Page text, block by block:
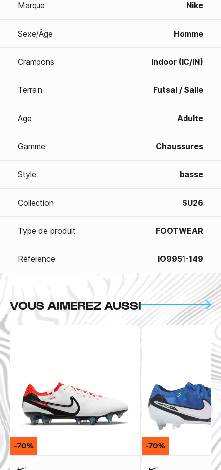
Marque Nike
Sexe/Âge Homme
Crampons Indoor (IC/IN)
Terrain Futsal / Salle
Age Adulte
Gamme Chaussures
Style basse
Collection SU26
Type de produit FOOTWEAR
Référence IO9951-149
VOUS AIMEREZ AUSSI
-70% -70%